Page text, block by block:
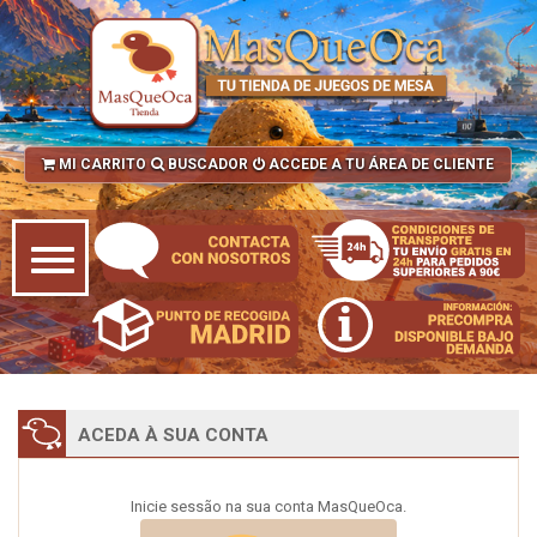
MI CARRITO BUSCADOR ACCEDE A TU ÁREA DE CLIENTE
ACEDA À SUA CONTA
Inicie sessão na sua conta MasQueOca.